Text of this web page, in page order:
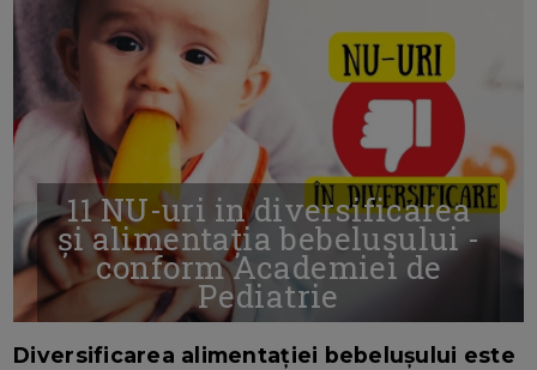
11 NU-uri in diversificarea
și alimentația bebelușului -
conform Academiei de
Pediatrie
Diversificarea alimentației bebelușului este